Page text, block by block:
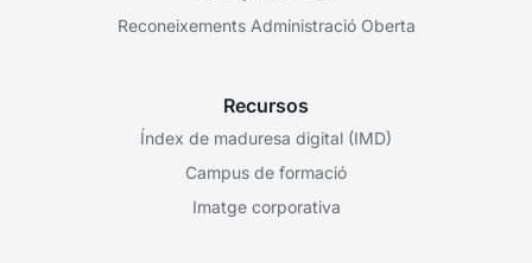
Reconeixements Administració Oberta
Recursos
Índex de maduresa digital (IMD)
Campus de formació
Imatge corporativa